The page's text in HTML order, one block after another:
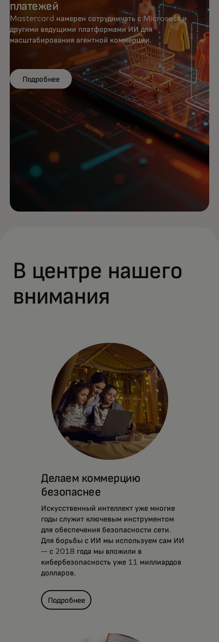
платежей
Mastercard намерен сотрудничать с Microsoft и
другими ведущими платформами ИИ для
масштабирования агентной коммерции.
Подробнее
В центре нашего
внимания
Делаем коммерцию
безопаснее
Искусственный интеллект уже многие
годы служит ключевым инструментом
для обеспечения безопасности сети.
Для борьбы с ИИ мы используем сам ИИ
— с 2018 года мы вложили в
кибербезопасность уже 11 миллиардов
долларов.
Подробнее